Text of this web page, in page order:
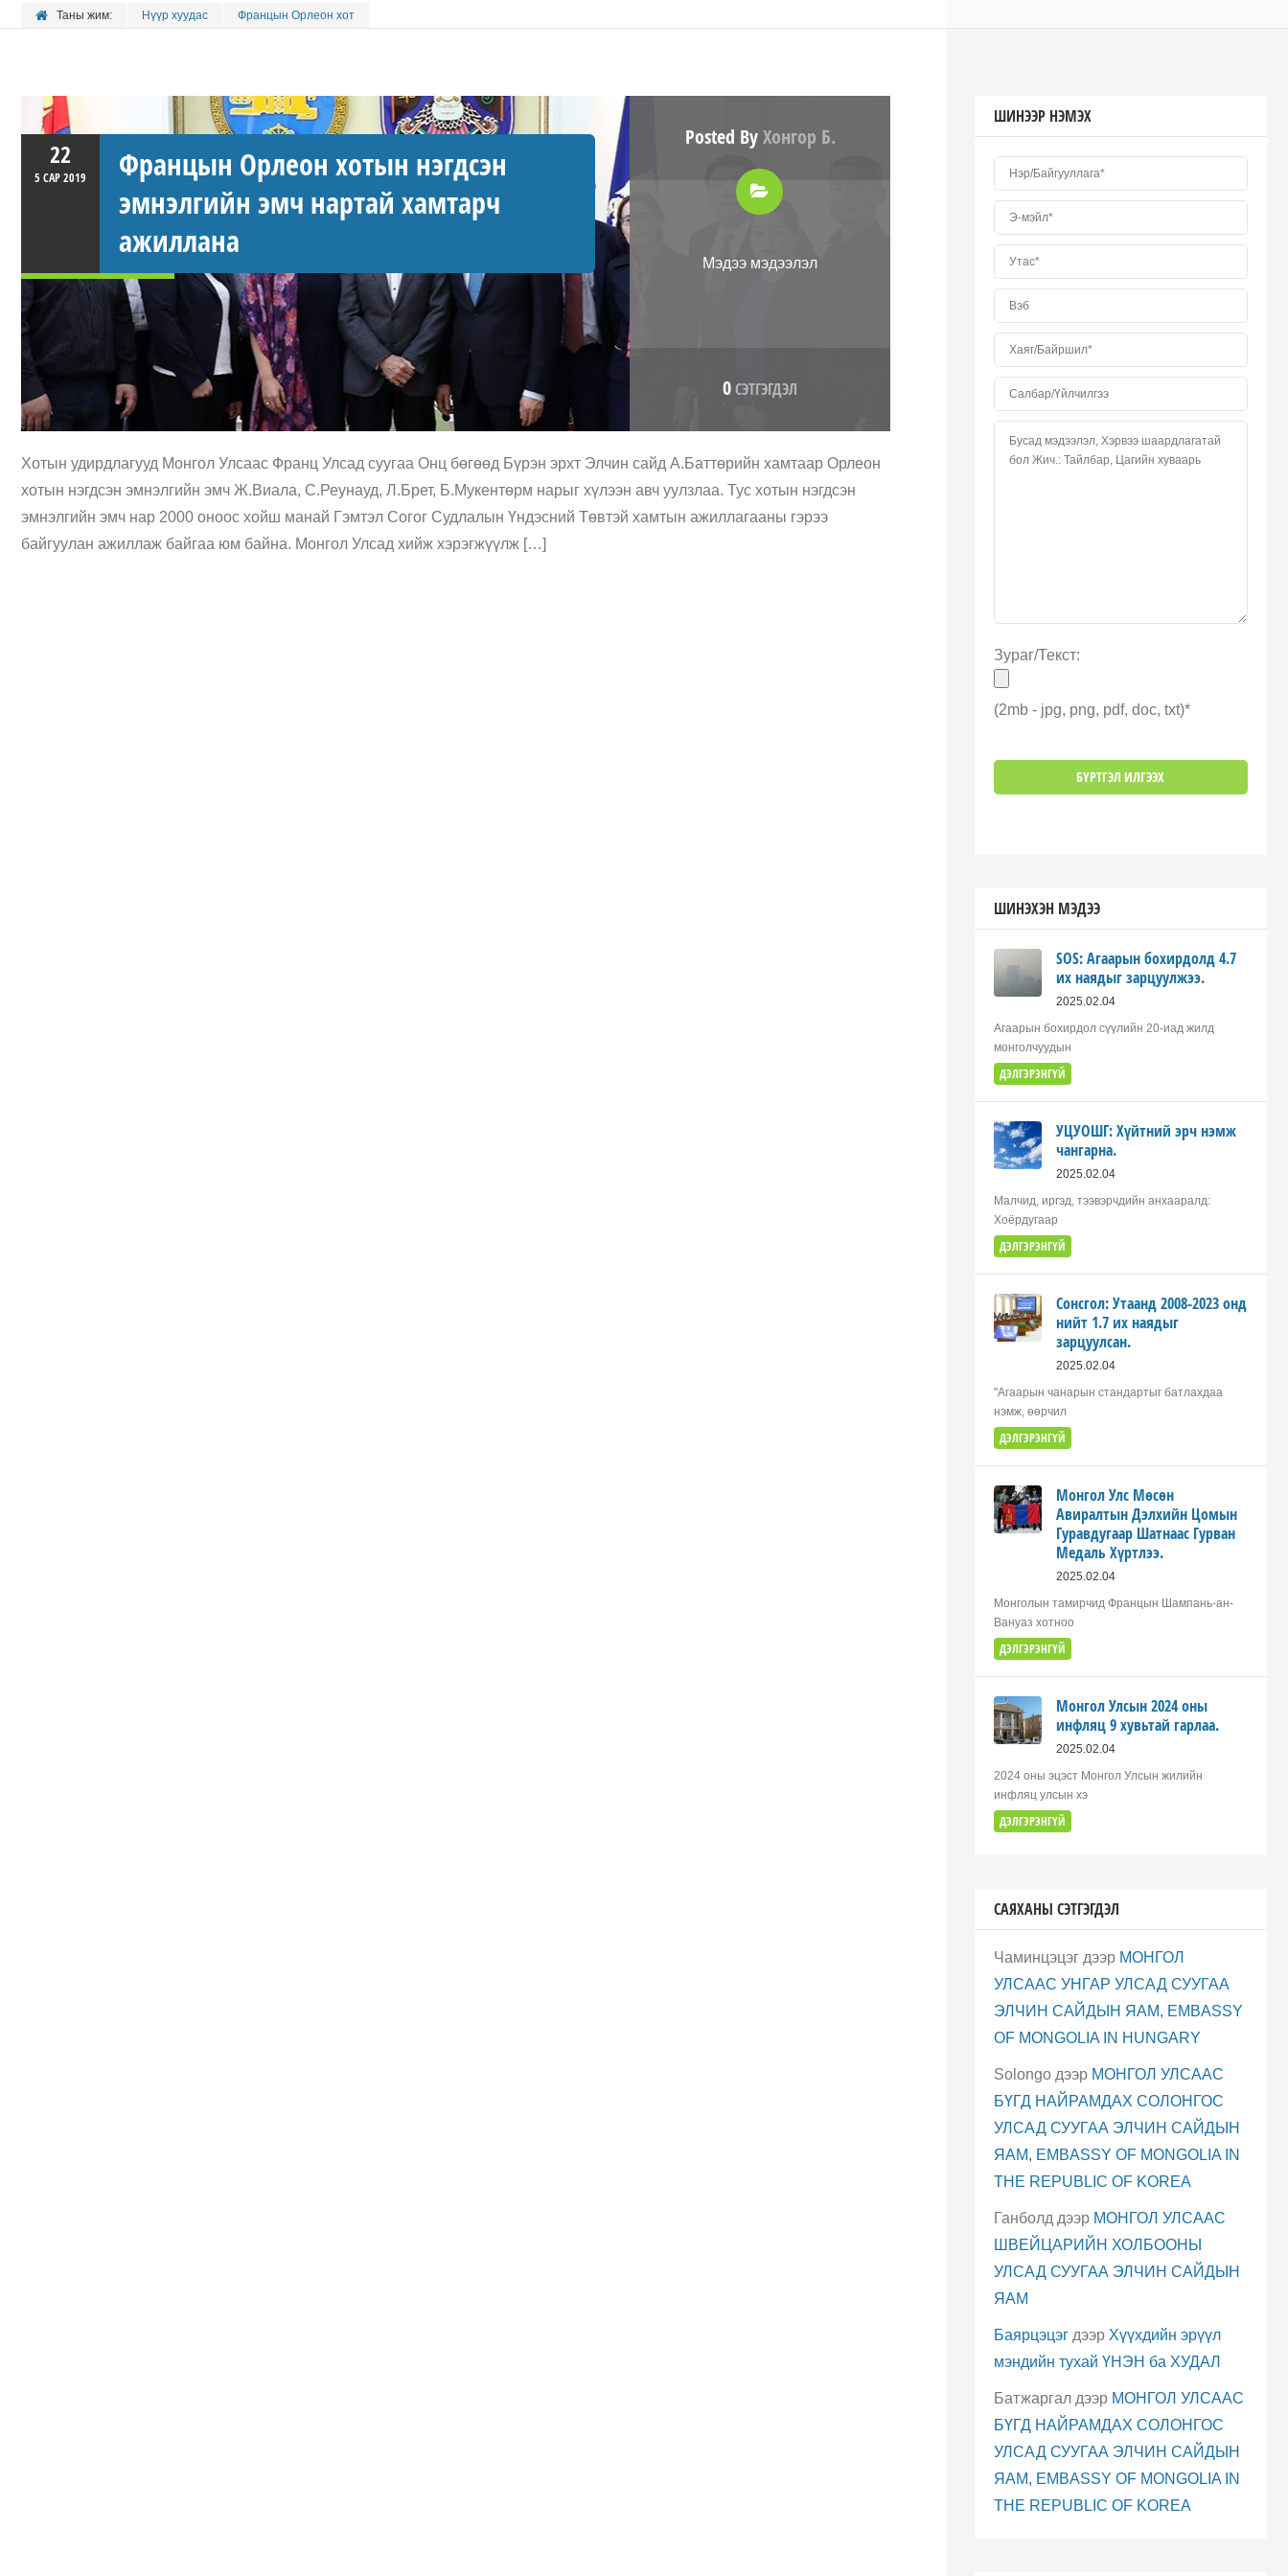
Таны жим: Нүүр хуудас Францын Орлеон хот
22
5 САР2019
Францын Орлеон хотын нэгдсэн
эмнэлгийн эмч нартай хамтарч
ажиллана
Posted ByХонгор Б.
Мэдээ мэдээлэл
0СЭТГЭГДЭЛ
Хотын удирдлагууд Монгол Улсаас Франц Улсад суугаа Онц бөгөөд Бүрэн эрхт Элчин сайд А.Баттөрийн хамтаар Орлеон
хотын нэгдсэн эмнэлгийн эмч Ж.Виала, С.Реунауд, Л.Брет, Б.Мукентөрм нарыг хүлээн авч уулзлаа. Тус хотын нэгдсэн
эмнэлгийн эмч нар 2000 оноос хойш манай Гэмтэл Согог Судлалын Үндэсний Төвтэй хамтын ажиллагааны гэрээ
байгуулан ажиллаж байгаа юм байна. Монгол Улсад хийж хэрэгжүүлж […]
ШИНЭЭР НЭМЭХ
Зураг/Текст:
(2mb - jpg, png, pdf, doc, txt)*
ШИНЭХЭН МЭДЭЭ
SOS: Агаарын бохирдолд 4.7
их наядыг зарцуулжээ.
2025.02.04
Агаарын бохирдол сүүлийн 20-иад жилд
монголчуудын
ДЭЛГЭРЭНГҮЙ
УЦУОШГ: Хүйтний эрч нэмж
чангарна.
2025.02.04
Малчид, иргэд, тээвэрчдийн анхааралд:
Хоёрдугаар
ДЭЛГЭРЭНГҮЙ
Сонсгол: Утаанд 2008-2023 онд
нийт 1.7 их наядыг
зарцуулсан.
2025.02.04
"Агаарын чанарын стандартыг батлахдаа
нэмж, өөрчил
ДЭЛГЭРЭНГҮЙ
Монгол Улс Мөсөн
Авиралтын Дэлхийн Цомын
Гуравдугаар Шатнаас Гурван
Медаль Хүртлээ.
2025.02.04
Монголын тамирчид Францын Шампань-ан-
Вануаз хотноо
ДЭЛГЭРЭНГҮЙ
Монгол Улсын 2024 оны
инфляц 9 хувьтай гарлаа.
2025.02.04
2024 оны эцэст Монгол Улсын жилийн
инфляц улсын хэ
ДЭЛГЭРЭНГҮЙ
САЯХАНЫ СЭТГЭГДЭЛ
Чаминцэцэгдээр МОНГОЛ
УЛСААС УНГАР УЛСАД СУУГАА
ЭЛЧИН САЙДЫН ЯАМ, EMBASSY
OF MONGOLIA IN HUNGARY
Solongoдээр МОНГОЛ УЛСААС
БҮГД НАЙРАМДАХ СОЛОНГОС
УЛСАД СУУГАА ЭЛЧИН САЙДЫН
ЯАМ, EMBASSY OF MONGOLIA IN
THE REPUBLIC OF KOREA
Ганболд дээр МОНГОЛ УЛСААС
ШВЕЙЦАРИЙН ХОЛБООНЫ
УЛСАД СУУГАА ЭЛЧИН САЙДЫН
ЯАМ
Баярцэцэгдээр Хүүхдийн эрүүл
мэндийн тухай ҮНЭН ба ХУДАЛ
Батжаргалдээр МОНГОЛ УЛСААС
БҮГД НАЙРАМДАХ СОЛОНГОС
УЛСАД СУУГАА ЭЛЧИН САЙДЫН
ЯАМ, EMBASSY OF MONGOLIA IN
THE REPUBLIC OF KOREA